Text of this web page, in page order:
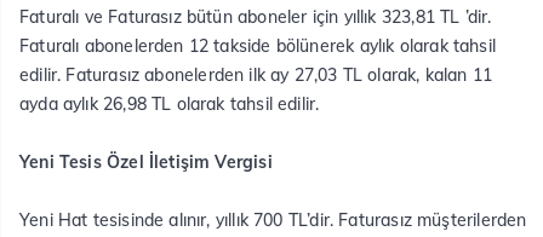
Faturalı ve Faturasız bütün aboneler için yıllık 323,81 TL ’dir.
Faturalı abonelerden 12 takside bölünerek aylık olarak tahsil
edilir. Faturasız abonelerden ilk ay 27,03 TL olarak, kalan 11
ayda aylık 26,98 TL olarak tahsil edilir.
Yeni Tesis Özel İletişim Vergisi​
Yeni Hat tesisinde alınır, yıllık 700 TL’dir. Faturasız müşterilerden